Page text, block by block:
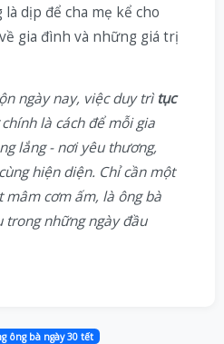
dịp để cha mẹ kể cho
gia đình và những giá trị
ngày nay, việc duy trìtục
là cách để mỗi gia
lắng - nơi yêu thương,
hiện diện. Chỉ cần một
cơm ấm, là ông bà
trong những ngày đầu
ông bà ngày 30 tết